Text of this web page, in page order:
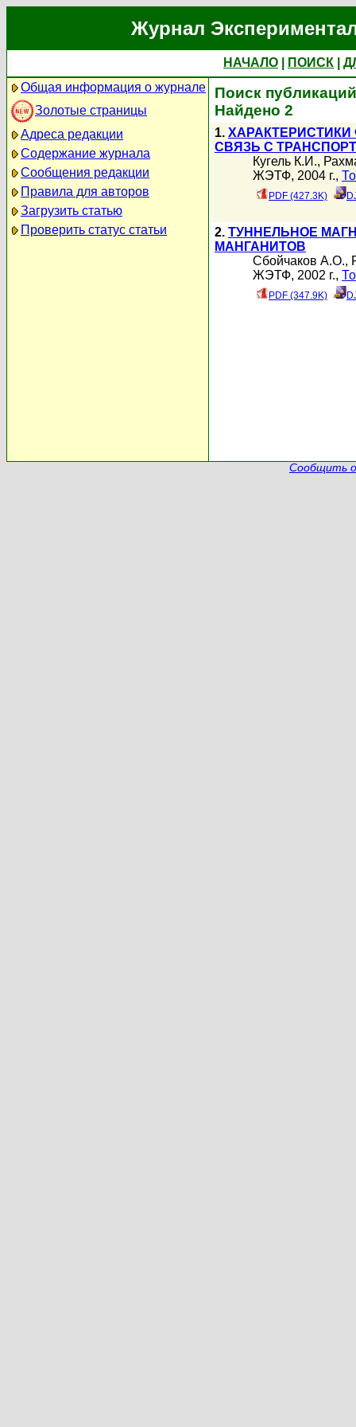
Журнал
НАЧАЛО ПОИСК
Общая информация о журнале
Золотые страницы
Адреса редакции
Содержание журнала
Сообщения редакции
Правила для авторов
Загрузить статью
Проверить статус статьи
Поиск
Найдено 2
1.
СВЯЗЬ С
Кугель К.И.,
ЖЭТФ, 2004 г.,
PDF (427.3K)
2. ТУННЕЛЬНОЕ
МАНГАНИТОВ
Сбойчаков А.О.,
ЖЭТФ, 2002 г.,
PDF (347.9K)
Сообщить о